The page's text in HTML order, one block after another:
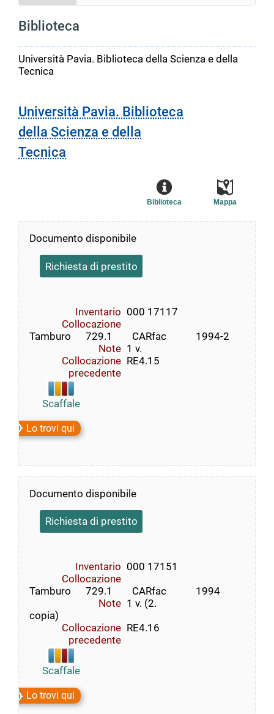
Biblioteca
Università Pavia. Biblioteca della Scienza e della
Tecnica
Università Pavia. Biblioteca
della Scienza e della
Tecnica
Mappa
Biblioteca
Documento disponibile
Richiesta di prestito
Inventario 000 17117
Collocazione
Tamburo      729.1        CARfac            1994-2
Note 1 v.
Collocazione
precedente
RE4.15
Scaffale
Lo trovi qui
Documento disponibile
Richiesta di prestito
Inventario 000 17151
Collocazione
Tamburo      729.1        CARfac            1994
Note 1 v. (2.
copia)
Collocazione
precedente
RE4.16
Scaffale
Lo trovi qui